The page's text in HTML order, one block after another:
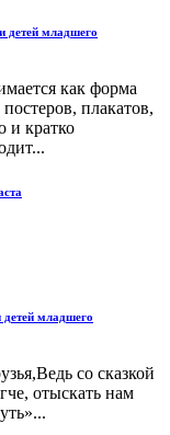
детей младшего
как форма
плакатов,
и кратко
детей младшего
со сказкой
отыскать нам